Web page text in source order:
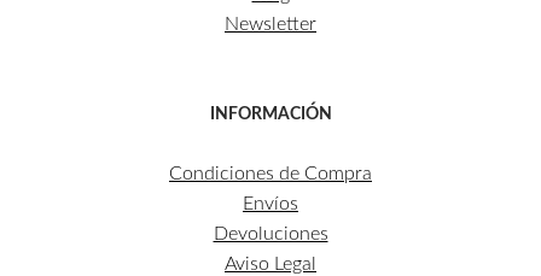
Newsletter
INFORMACIÓN
Condiciones de Compra
Envíos
Devoluciones
Aviso Legal